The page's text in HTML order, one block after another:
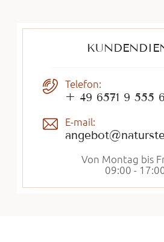
Telefon:
+ 49 6571 9 555
E-mail:
Von Montag bis
09:00 -